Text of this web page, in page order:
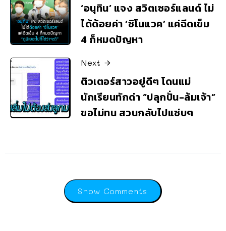
‘อนุทิน’ แจง สวิตเซอร์แลนด์ ไม่
ได้ด้อยค่า ‘ซิโนแวค’ แค่ฉีดเข็ม
4 ก็หมดปัญหา
Next
ติวเตอร์สาวอยู่ดีๆ โดนแม่
นักเรียนทักด่า “ปลุกปั่น-ล้มเจ้า”
ขอไม่ทน สวนกลับไปแซ่บๆ
Show Comments